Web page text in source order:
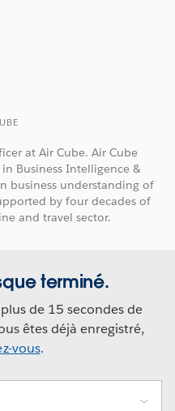
at Air Cube. Air Cube
Business Intelligence &
business understanding of
by four decades of
and travel sector.
terminé.
de 15 secondes de
êtes déjà enregistré,
vous.